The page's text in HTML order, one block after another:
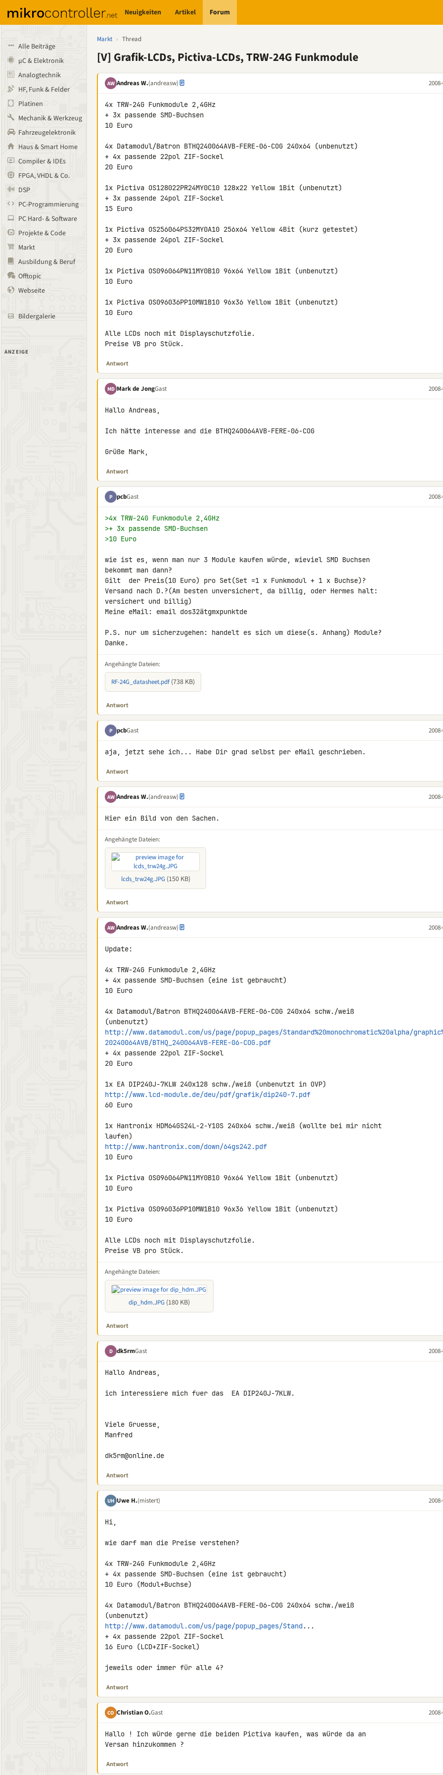
Neuigkeiten Artikel Forum
Alle Beiträge
µC & Elektronik
Analogtechnik
HF, Funk & Felder
Platinen
Mechanik & Werkzeug
Fahrzeugelektronik
Haus & Smart Home
Compiler & IDEs
FPGA, VHDL & Co.
DSP
PC-Programmierung
PC Hard- & Software
Projekte & Code
Markt
Ausbildung & Beruf
Offtopic
Webseite
Bildergalerie
ANZEIGE
Markt › Thread
[V] Grafik-LCDs, Pictiva-LCDs, TRW-24G Funkmodule
AW Andreas W.(andreasw)
4x TRW-24G Funkmodule 2,4GHz
+ 3x passende SMD-Buchsen
10 Euro
4x Datamodul/Batron BTHQ240064AVB-FERE-06-COG 240x64 (unbenutzt)
+ 4x passende 22pol ZIF-Sockel
20 Euro
1x Pictiva OS128022PR24MY0C10 128x22 Yellow 1Bit (unbenutzt)
+ 3x passende 24pol ZIF-Sockel
15 Euro
1x Pictiva OS256064PS32MY0A10 256x64 Yellow 4Bit (kurz getestet)
+ 3x passende 24pol ZIF-Sockel
20 Euro
1x Pictiva OS096064PN11MY0B10 96x64 Yellow 1Bit (unbenutzt)
10 Euro
1x Pictiva OS096036PP10MW1B10 96x36 Yellow 1Bit (unbenutzt)
10 Euro
Alle LCDs noch mit Displayschutzfolie.
Preise VB pro Stück.
Antwort
MD Mark de JongGast
Hallo Andreas,
Ich hätte interesse and die BTHQ240064AVB-FERE-06-COG
Grüße Mark,
Antwort
P pcbGast
>4x TRW-24G Funkmodule 2,4GHz
>+ 3x passende SMD-Buchsen
>10 Euro
wie ist es, wenn man nur 3 Module kaufen würde, wieviel SMD Buchsen
bekommt man dann?
Gilt  der Preis(10 Euro) pro Set(Set =1 x Funkmodul + 1 x Buchse)?
Versand nach D.?(Am besten unversichert, da billig, oder Hermes halt:
versichert und billig)
Meine eMail: email dos32ätgmxpunktde
P.S. nur um sicherzugehen: handelt es sich um diese(s. Anhang) Module?
Danke.
Angehängte Dateien:
RF-24G_datasheet.pdf (738 KB)
Antwort
P pcbGast
aja, jetzt sehe ich... Habe Dir grad selbst per eMail geschrieben.
Antwort
AW Andreas W.(andreasw)
Hier ein Bild von den Sachen.
Angehängte Dateien:
lcds_trw24g.JPG(150 KB)
Antwort
AW Andreas W.(andreasw)
Update:
4x TRW-24G Funkmodule 2,4GHz
+ 4x passende SMD-Buchsen (eine ist gebraucht)
10 Euro
4x Datamodul/Batron BTHQ240064AVB-FERE-06-COG 240x64 schw./weiß
http://www.datamodul.com/us/page/popup_pages/Standard%20monochromatic%20alpha/
20240064AVB/BTHQ_240064AVB-FERE-06-COG.pdf
+ 4x passende 22pol ZIF-Sockel
20 Euro
http://www.lcd-module.de/deu/pdf/grafik/dip240-7.pdf
60 Euro
1x Hantronix HDM64GS24L-2-Y10S 240x64 schw./weiß (wollte bei mir nicht
http://www.hantronix.com/down/64gs242.pdf
10 Euro
1x Pictiva OS096064PN11MY0B10 96x64 Yellow 1Bit (unbenutzt)
10 Euro
1x Pictiva OS096036PP10MW1B10 96x36 Yellow 1Bit (unbenutzt)
10 Euro
Alle LCDs noch mit Displayschutzfolie.
Preise VB pro Stück.
Angehängte Dateien:
dip_hdm.JPG (180 KB)
Antwort
D dk5rmGast
Hallo Andreas,
ich interessiere mich fuer das  EA DIP240J-7KLW.
Viele Gruesse,
Manfred
dk5rm@online.de
Antwort
UH Uwe H.(mistert)
Hi,
wie darf man die Preise verstehen?
4x TRW-24G Funkmodule 2,4GHz
+ 4x passende SMD-Buchsen (eine ist gebraucht)
10 Euro (Modul+Buchse)
4x Datamodul/Batron BTHQ240064AVB-FERE-06-COG 240x64 schw./weiß
http://www.datamodul.com/us/page/popup_pages/Stand...
+ 4x passende 22pol ZIF-Sockel
16 Euro (LCD+ZIF-Sockel)
jeweils oder immer für alle 4?
Antwort
CO Christian O.Gast
Hallo ! Ich würde gerne die beiden Pictiva kaufen, was würde da an
Versan hinzukommen ?
Antwort